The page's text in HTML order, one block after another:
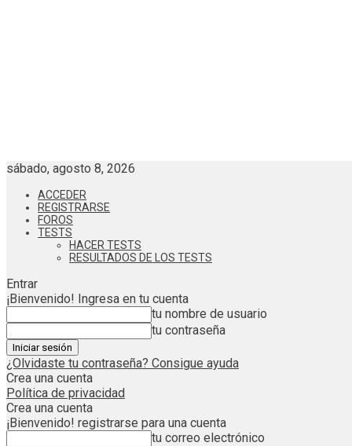
sábado, agosto 8, 2026
ACCEDER
REGISTRARSE
FOROS
TESTS
HACER TESTS
RESULTADOS DE LOS TESTS
Entrar
¡Bienvenido! Ingresa en tu cuenta
tu nombre de usuario
tu contraseña
¿Olvidaste tu contraseña? Consigue ayuda
Crea una cuenta
Política de privacidad
Crea una cuenta
¡Bienvenido! registrarse para una cuenta
tu correo electrónico